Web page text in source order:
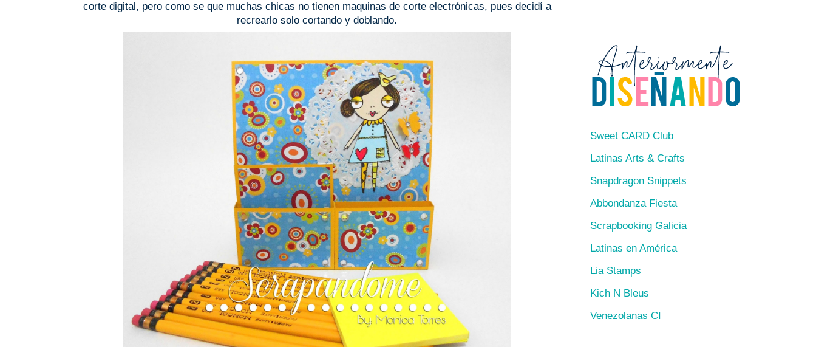
corte digital, pero como se que muchas chicas no tienen maquinas de corte electrónicas, pues decidí a
recrearlo solo cortando y doblando.
Sweet CARD Club
Latinas Arts & Crafts
Snapdragon Snippets
Abbondanza Fiesta
Scrapbooking Galicia
Latinas en América
Lia Stamps
Kich N Bleus
Venezolanas CI